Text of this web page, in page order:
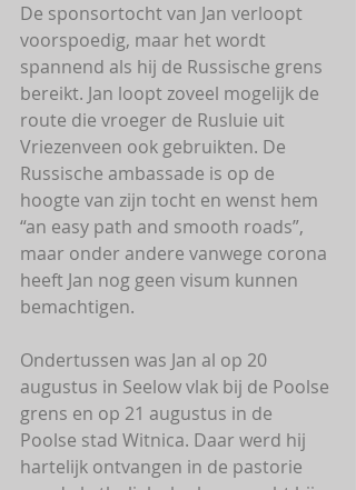
De sponsortocht van Jan verloopt
voorspoedig, maar het wordt
spannend als hij de Russische grens
bereikt. Jan loopt zoveel mogelijk de
route die vroeger de Rusluie uit
Vriezenveen ook gebruikten. De
Russische ambassade is op de
hoogte van zijn tocht en wenst hem
“an easy path and smooth roads”,
maar onder andere vanwege corona
heeft Jan nog geen visum kunnen
bemachtigen.
Ondertussen was Jan al op 20
augustus in Seelow vlak bij de Poolse
grens en op 21 augustus in de
Poolse stad Witnica. Daar werd hij
hartelijk ontvangen in de pastorie